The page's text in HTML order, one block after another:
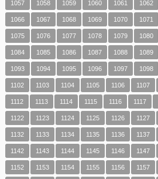
1057 1058 1059 1060 1061 1062
1066 1067 1068 1069 1070 1071
1075 1076 1077 1078 1079 1080
1084 1085 1086 1087 1088 1089
1093 1094 1095 1096 1097 1098
1102 1103 1104 1105 1106 1107
1112 1113 1114 1115 1116 1117
1122 1123 1124 1125 1126 1127
1132 1133 1134 1135 1136 1137
1142 1143 1144 1145 1146 1147
1152 1153 1154 1155 1156 1157